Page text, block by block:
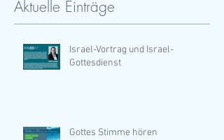
Aktuelle Einträge
Israel-Vortrag und Israel-
Gottesdienst
Gottes Stimme hören